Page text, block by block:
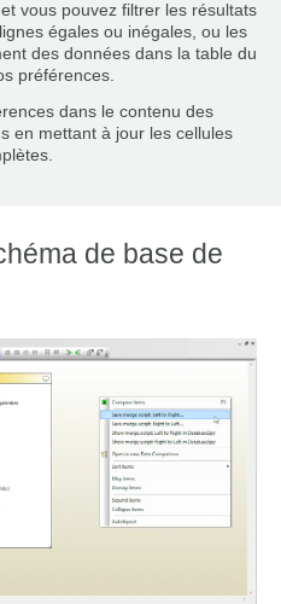
vous pouvez filtrer les résultats
égales ou inégales, ou les
des données dans la table du
préférences.
dans le contenu des
en mettant à jour les cellules
de base de